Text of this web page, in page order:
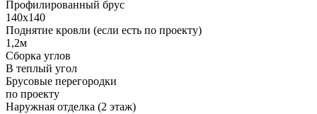
Профилированный брус
140х140
Поднятие кровли (если есть по проекту)
1,2м
Сборка углов
В теплый угол
Брусовые перегородки
по проекту
Наружная отделка (2 этаж)